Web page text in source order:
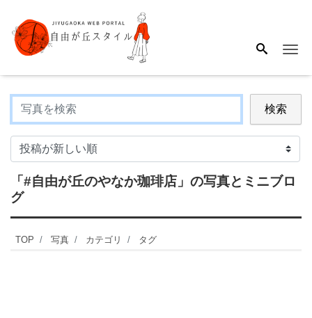
検索
「#自由が丘のやなか珈琲店」 の写真とミニブロ
グ
TOP 写真 カテゴリ タグ